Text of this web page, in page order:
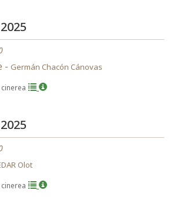
- Germán Chacón Cánovas
Olot